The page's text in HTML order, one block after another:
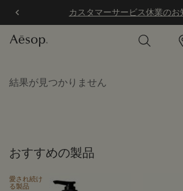
カスタマーサービス休業のお
結果が見つかりません
おすすめの製品
愛され続け
る製品